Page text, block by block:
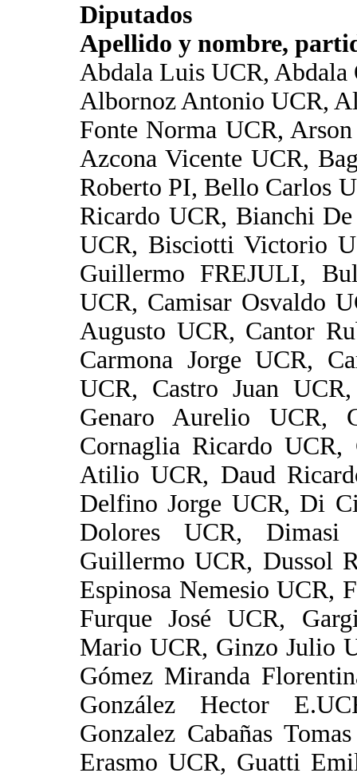
Diputados
Apellido y nombre,
Abdala Luis UCR, Abdala
Albornoz Antonio UCR,
Fonte Norma UCR,
Azcona Vicente UCR,
Roberto PI, Bello Carlos
Ricardo UCR, Bianchi
UCR, Bisciotti Victorio
Guillermo FREJULI,
UCR, Camisar Osvaldo
Augusto UCR, Cantor
Carmona Jorge UCR,
UCR, Castro Juan
Genaro Aurelio UCR,
Cornaglia Ricardo UCR,
Atilio UCR, Daud
Delfino Jorge UCR, Di
Dolores UCR,
Guillermo UCR, Dussol
Espinosa Nemesio UCR,
Furque José UCR,
Mario UCR, Ginzo Julio
Gómez Miranda
González Hector
Gonzalez Cabañas
Erasmo UCR, Guatti